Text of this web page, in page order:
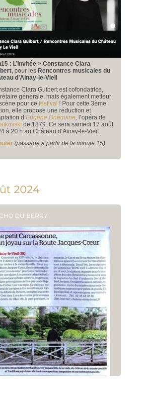
: L’invitée > Constance Clara
pour les Rencontres musicales du
d’Ainay-le-Vieil
Clara Guibert est cofondatrice,
générale, mais également metteur
pour ce festival ! Pour cette 3ème
elle propose une réduction et
d’Eugène Onéguine, l’opéra de
de 1879. Ce sera samedi 17 août
à 20 h au Château d’Ainay-le-Vieil.
(passage à partir de la minute 15)
2024
DU BERRY